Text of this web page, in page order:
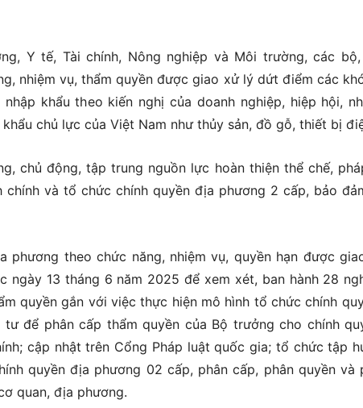
Y tế, Tài chính, Nông nghiệp và Môi trường, các
nhiệm vụ, thẩm quyền được giao xử lý dứt điểm các
khẩu theo kiến nghị của doanh nghiệp, hiệp hội,
chủ lực của Việt Nam như thủy sản, đồ gỗ, thiết bị
chủ động, tập trung nguồn lực hoàn thiện thể chế,
chính và tổ chức chính quyền địa phương 2 cấp, bảo
phương theo chức năng, nhiệm vụ, quyền hạn được
ngày 13 tháng 6 năm 2025 để xem xét, ban hành 28
quyền gắn với việc thực hiện mô hình tổ chức chính
tư để phân cấp thẩm quyền của Bộ trưởng cho chính
cập nhật trên Cổng Pháp luật quốc gia; tổ chức tập
quyền địa phương 02 cấp, phân cấp, phân quyền và
quan, địa phương.